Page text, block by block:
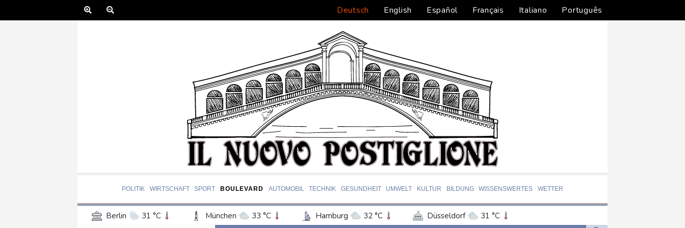
Deutsch English Español Français Italiano Português
POLITIK WIRTSCHAFT SPORT BOULEVARD AUTOMOBIL TECHNIK GESUNDHEIT UMWELT KULTUR BILDUNG WISSENSWERTES WETTER
Berlin 31 °C München 33 °C Hamburg 32 °C Düsseldorf
31 °C